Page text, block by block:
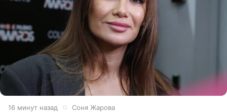
17 минут назад Соня Жарова